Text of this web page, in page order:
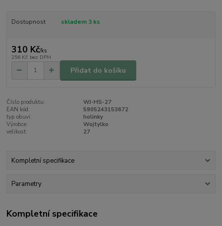
Dostupnost skladem 3 ks
310 Kč/ks
256 Kč bez DPH
Přidat do košíku
Číslo produktu:
WJ-HS-27
EAN kód:
5905243153672
typ obuvi:
holinky
Výrobce:
Wojtylko
velikost:
27
Kompletní specifikace
Parametry
Kompletní specifikace